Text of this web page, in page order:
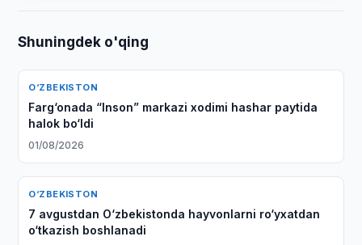
Shuningdek o'qing
O‘ZBEKISTON
Farg‘onada “Inson” markazi xodimi hashar paytida
halok bo‘ldi
01/08/2026
O‘ZBEKISTON
7 avgustdan O‘zbekistonda hayvonlarni ro‘yxatdan
o‘tkazish boshlanadi